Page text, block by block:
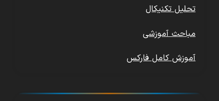
تحلیل تکنیکال
مباحث آموزشی
آموزش کامل فارکس